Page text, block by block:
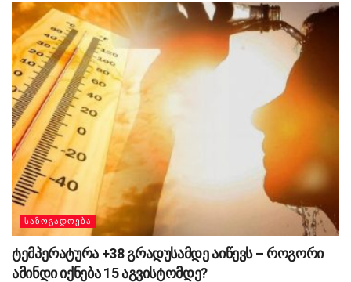
ᲡᲐᲖᲝᲒᲐᲓᲝᲔᲑᲐ
ტემპერატურა +38 გრადუსამდე აიწევს – როგორი
ამინდი იქნება 15 აგვისტომდე?